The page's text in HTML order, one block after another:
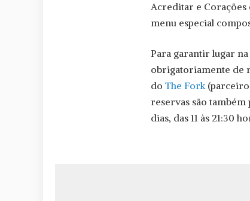
Acreditar e Corações
menu especial
Para garantir lugar
obrigatoriamente de
do The Fork(parceiro
reservas são também
dias, das 11 às 21:30